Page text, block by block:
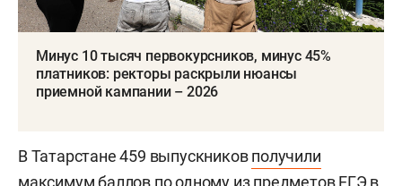
Минус 10 тысяч первокурсников, минус 45%
платников: ректоры раскрыли нюансы
приемной кампании – 2026
В Татарстане 459 выпускниковполучили
максимум баллов по одному из предметов ЕГЭ в